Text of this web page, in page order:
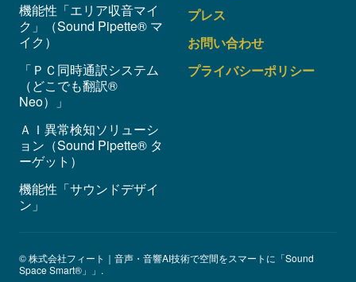
機能性「エリア収音マイ
ク」（Sound Pipette® マ
イク）
「ＰＣ同時通訳システム
（どこでも翻訳®
Neo）」
ＡＩ異常検知ソリューシ
ョン（Sound Pipette® タ
ーゲット）
機能性「サウンドデザイ
ン」
プレス
お問い合わせ
プライバシーポリシー
© 株式会社フィート｜音声・音響AI技術で空間をスマートに「Sound
Space Smart®」」.